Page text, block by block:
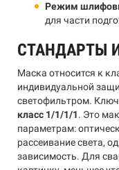
Режим
для части
СТАНДАРТЫ
Маска относится к
индивидуальной
светофильтром.
класс 1/1/1/1. Это
параметрам:
рассеивание света,
зависимость. Для